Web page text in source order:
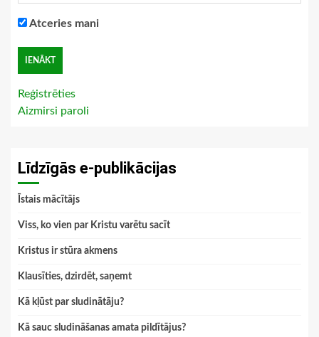
Atceries mani
Reģistrēties
Aizmirsi paroli
Līdzīgās e-publikācijas
Īstais mācītājs
Viss, ko vien par Kristu varētu sacīt
Kristus ir stūra akmens
Klausīties, dzirdēt, saņemt
Kā kļūst par sludinātāju?
Kā sauc sludināšanas amata pildītājus?